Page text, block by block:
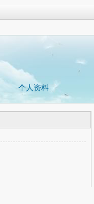
个人资料